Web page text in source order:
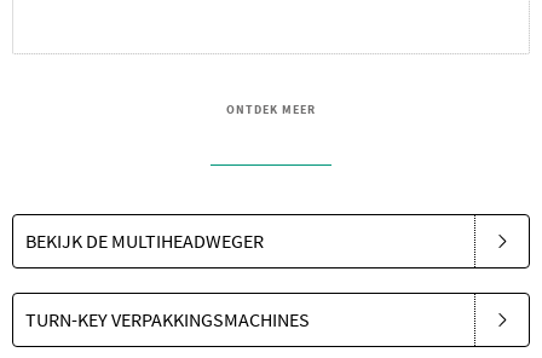
ONTDEK MEER
BEKIJK DE MULTIHEADWEGER
TURN-KEY VERPAKKINGSMACHINES